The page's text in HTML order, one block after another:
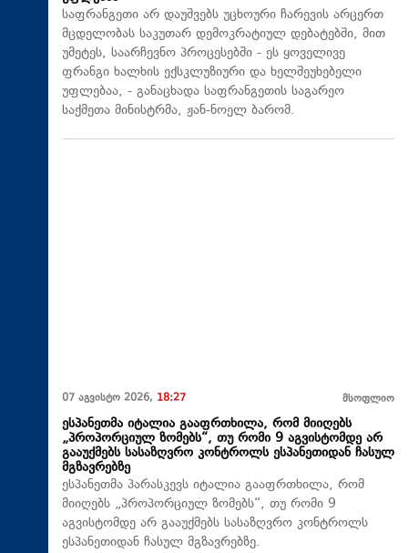
საფრანგეთი არ დაუშვებს უცხოური ჩარევის არცერთ
მცდელობას საკუთარ დემოკრატიულ დებატებში, მით
უმეტეს, საარჩევნო პროცესებში - ეს ყოველივე
ფრანგი ხალხის ექსკლუზიური და ხელშეუხებელი
უფლებაა, - განაცხადა საფრანგეთის საგარეო
საქმეთა მინისტრმა, ჟან-ნოელ ბარომ.
07 აგვისტო 2026, 18:27 მსოფლიო
ესპანეთმა იტალია გააფრთხილა, რომ მიიღებს
„პროპორციულ ზომებს“, თუ რომი 9 აგვისტომდე არ
გააუქმებს სასაზღვრო კონტროლს ესპანეთიდან ჩასულ
მგზავრებზე
ესპანეთმა პარასკევს იტალია გააფრთხილა, რომ
მიიღებს „პროპორციულ ზომებს“, თუ რომი 9
აგვისტომდე არ გააუქმებს სასაზღვრო კონტროლს
ესპანეთიდან ჩასულ მგზავრებზე.